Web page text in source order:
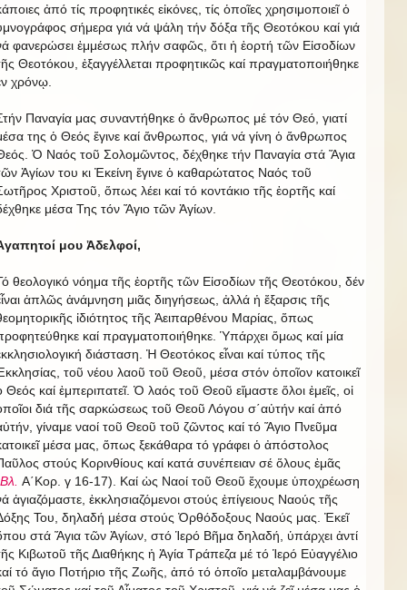
ἀπό τίς προφητικές εἰκόνες, τίς ὁποῖες χρησιμοποιεῖ ὁ
σήμερα γιά νά ψάλη τήν δόξα τῆς Θεοτόκου καί γιά
φανερώσει ἐμμέσως πλήν σαφῶς, ὅτι ἡ ἑορτή τῶν Εἰσοδίων
Θεοτόκου, ἐξαγγέλλεται προφητικῶς καί πραγματοποιήθηκε
χρόνῳ.
Παναγία μας συναντήθηκε ὁ ἄνθρωπος μέ τόν Θεό, γιατί
της ὁ Θεός ἔγινε καί ἄνθρωπος, γιά νά γίνη ὁ ἄνθρωπος
Ὁ Ναός τοῦ Σολομῶντος, δέχθηκε τήν Παναγία στά Ἅγια
Ἁγίων του κι Ἐκείνη ἔγινε ὁ καθαρώτατος Ναός τοῦ
Χριστοῦ, ὅπως λέει καί τό κοντάκιο τῆς ἑορτῆς καί
μέσα Της τόν Ἅγιο τῶν Ἁγίων.
μου Ἀδελφοί,
θεολογικό νόημα τῆς ἑορτῆς τῶν Εἰσοδίων τῆς Θεοτόκου, δέν
ἁπλῶς ἀνάμνηση μιᾶς διηγήσεως, ἀλλά ἡ ἔξαρσις τῆς
ἰδιότητος τῆς Ἀειπαρθένου Μαρίας, ὅπως
καί πραγματοποιήθηκε. Ὑπάρχει ὅμως καί μία
διάσταση. Ἡ Θεοτόκος εἶναι καί τύπος τῆς
τοῦ νέου λαοῦ τοῦ Θεοῦ, μέσα στόν ὁποῖον κατοικεῖ
Θεός καί ἐμπεριπατεῖ. Ὁ λαός τοῦ Θεοῦ εἴμαστε ὅλοι ἐμεῖς, οἱ
διά τῆς σαρκώσεως τοῦ Θεοῦ Λόγου σ΄αὐτήν καί ἀπό
γίναμε ναοί τοῦ Θεοῦ τοῦ ζῶντος καί τό Ἅγιο Πνεῦμα
μέσα μας, ὅπως ξεκάθαρα τό γράφει ὁ ἀπόστολος
στούς Κορινθίους καί κατά συνέπειαν σέ ὅλους ἐμᾶς
Βλ. Α΄Κορ. γ 16-17). Καί ὡς Ναοί τοῦ Θεοῦ ἔχουμε ὑποχρέωση
ἁγιαζόμαστε, ἐκκλησιαζόμενοι στούς ἐπίγειους Ναούς τῆς
Του, δηλαδή μέσα στούς Ὀρθόδοξους Ναούς μας. Ἐκεῖ
στά Ἅγια τῶν Ἁγίων, στό Ἱερό Βῆμα δηλαδή, ὑπάρχει ἀντί
Κιβωτοῦ τῆς Διαθήκης ἡ Ἁγία Τράπεζα μέ τό Ἱερό Εὐαγγέλιο
τό ἅγιο Ποτήριο τῆς Ζωῆς, ἀπό τό ὁποῖο μεταλαμβάνουμε